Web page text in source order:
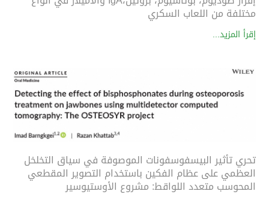
مختلفة من اللعاب السكري
إقرأ المزيد...
تحري تأثير البيسفوسفونات الموصوفة في سياق التخلخل
العظمي على عظام الفكين باستخدام التصوير المقطعي
المحوسب متعدد اللواقط: مشروع الأوستيوسير